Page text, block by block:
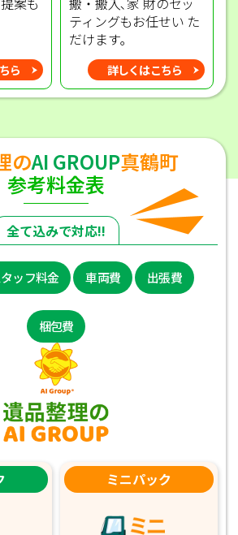
ら
ティングもお任せい た
だけます｡
詳しくはこちら
のAI GROUP真鶴町
参考料金表
全て込みで対応!!
ッフ料金 車両費 出張費
梱包費
ミニパック